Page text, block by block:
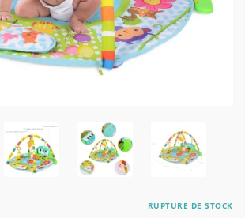
RUPTURE DE STOCK